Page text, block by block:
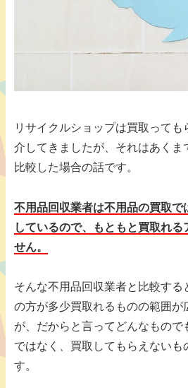
リサイクルショップは買取っても
介してきましたが、それはあくま
比較した場合の話です。
不用品回収業者は不用品の買取で
しているので、もともと買取れる
せん。
そんな不用品回収業者と比較する
の方が多少買取れるものの範囲が
が、だからと言ってどんなもので
ではなく、買取してもらえないも
す。